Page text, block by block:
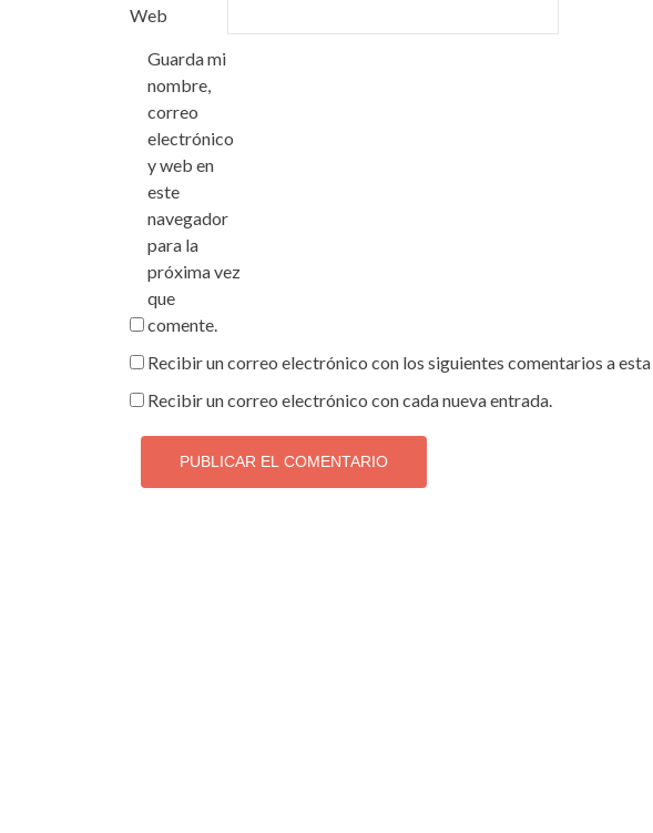
Web
Guarda mi
nombre,
correo
electrónico
y web en
este
navegador
para la
próxima vez
que
comente.
Recibir un correo electrónico con los siguientes comentarios a
Recibir un correo electrónico con cada nueva entrada.